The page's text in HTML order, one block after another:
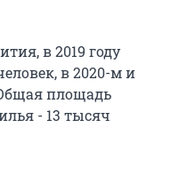
в 2019 году
в 2020-м и
Общая площадь
- 13 тысяч